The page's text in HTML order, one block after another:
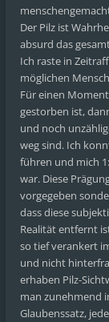
Der Pilz ist
absurd das
Ich raste in
möglichen
Für einen
gestorben ist,
und noch
weg sind. Ich
führen und mich
war. Diese
vorgegeben
dass diese
Realität entfernt
so tief verankert
und nicht
erhaben Pilz-
man zunehmend
Glaubenssatz,